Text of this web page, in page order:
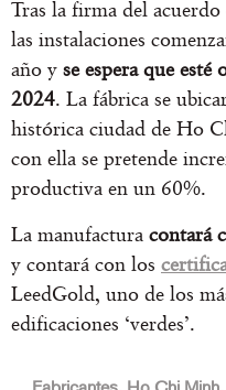
Tras la firma del
las instalaciones
año y se espera que esté
2024. La fábrica se
histórica ciudad de Ho
con ella se pretende
productiva en un 60%.
La manufactura contará
y contará con los
LeedGold, uno de los
edificaciones ‘verdes’.